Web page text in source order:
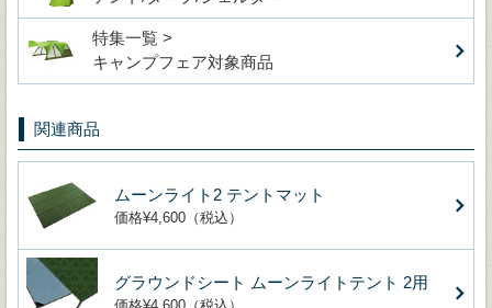
特集一覧 >
キャンプフェア対象商品
関連商品
ムーンライト2 テントマット
価格¥4,600（税込）
グラウンドシート ムーンライトテント 2用
価格¥4,600（税込）